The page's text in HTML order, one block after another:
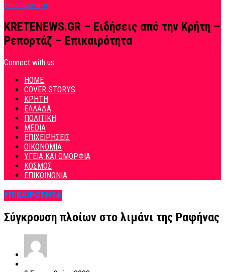
KRETENEWS.GR – Ειδήσεις από την Κρήτη –
Ρεπορτάζ – Επικαιρότητα
Connect with us
HOME
COVER STORYS
ΚΡΗΤΗ
ΕΛΛΑΔΑ
ΠΟΛΙΤΙΚΗ
MEDIA
ΕΠΙΧΕΙΡΗΣΕΙΣ
ΟΙΚΟΝΟΜΙΑ
ΥΓΕΙΑ ΚΑΙ ΟΜΟΡΦΙΑ
ΚΟΣΜΟΣ
ΕΠΙΚΟΙΝΩΝΙΑ
ΕΠΙΚΑΙΡΟΤΗΤΑ
Σύγκρουση πλοίων στο λιμάνι της Ραφήνας